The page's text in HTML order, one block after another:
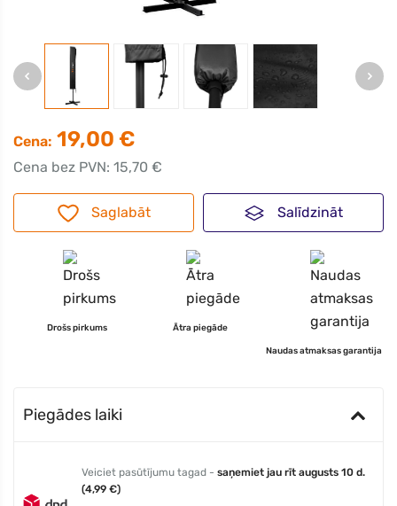
Cena: 19,00 €
Cena bez PVN: 15,70 €
Saglabāt Salīdzināt
Drošs pirkums Ātra piegāde
Naudas atmaksas garantija
Piegādes laiki
Veiciet pasūtījumu tagad - saņemiet jau rīt augusts 10 d.
(4,99 €)